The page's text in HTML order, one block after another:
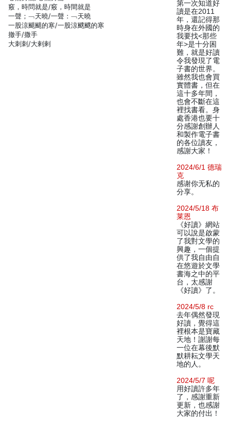
竅，時問就是/竅，時間就是
一聲；﹁天曉/一聲：﹁天曉
一股涼颶颶的寒/一股涼颼颼的寒
撤手/撒手
大刺刺/大剌剌
第一次知道好
讀是在2011
年，還記得那
時身在外國的
我要找<那些
年>是十分困
難，就是好讀
令我發現了電
子書的世界。
雖然我也會買
實體書，但在
這十多年間，
也會不斷在這
裡找書看。身
處香港也要十
分感謝創辦人
和製作電子書
的各位讀友，
感謝大家！
2024/6/1 德瑞
克
感谢你无私的
分享。
2024/5/18 布
莱恩
《好讀》網站
可以說是啟蒙
了我對文學的
興趣，一個提
供了我自由自
在悠遊於文學
書海之中的平
台，太感謝
《好讀》了。
2024/5/8 rc
去年偶然發現
好讀，覺得這
裡根本是寶藏
天地！謝謝每
一位在幕後默
默耕耘文學天
地的人。
2024/5/7 呢
用好讀許多年
了，感謝重新
更新，也感謝
大家的付出！